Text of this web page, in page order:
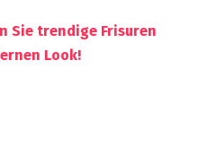
Sie trendige Frisuren
Look!